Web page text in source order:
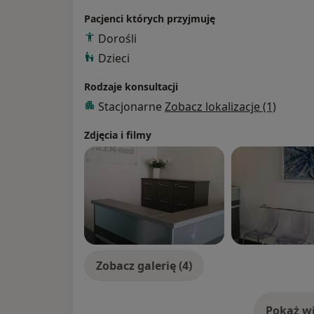
Pacjenci których przyjmuję
Dorośli
Dzieci
Rodzaje konsultacji
Stacjonarne Zobacz lokalizacje (1)
Zdjęcia i filmy
Zobacz galerię (4)
Pokaż